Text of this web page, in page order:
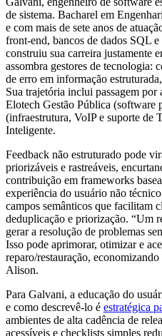
de sistema. Bacharel em
e com mais de sete anos de
front-end, bancos de dados SQL
construiu sua carreira justamente
assombra gestores de tecnologia:
de erro em informação
Sua trajetória inclui passagem por
Elotech Gestão Pública (software
(infraestrutura, VoIP e suporte de
Inteligente.
Feedback não estruturado pode
priorizáveis e rastreáveis,
contribuição em frameworks
experiência do usuário não
campos semânticos que facilitam
deduplicação e priorização. “Um
gerar a resolução de problemas
Isso pode aprimorar, otimizar e
reparo/restauração,
Alison.
Para Galvani, a educação do
e como descrevê-lo é estratégica
ambientes de alta cadência de
acessíveis e checklists simples